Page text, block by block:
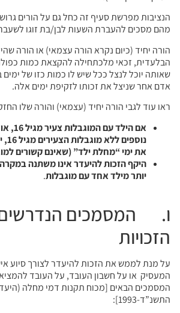
הנציבות מפרשת סעיף זה כחל גם על הורים
מהם מסכים להעברת השעות לבן/בת זוגו
הורה יחיד (כיום נקרא הורה עצמאי) או הורה
שאותה יוכל לנצל ככל שיש לו כמות כזו של ימים
אדם אחר שניצל את זכותו לזקיפת ימים אלה.
ראו עוד לגבי הורה יחיד (עצמאי) והורה שלו
אם
את ימי “מחלת ילד” (שאינם קשורים
היקף הזכות להיעדר אינו משתנה
יותר מילד אחד עם מוגבלות.
ו. המסמכים
הזכויות
על מנת לממש את הזכות להיעדר לצורך סיוע
המעסיק או על חשבון העובד, על העובד
המסמכים הבאים [מכוח תקנות דמי מחלה
התשנ”ד-1993]: